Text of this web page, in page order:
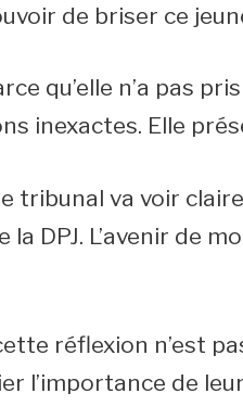
de briser ce
qu’elle n’a pas
inexactes. Elle
le tribunal va voir
la DPJ. L’avenir de
réflexion n’est
l’importance de